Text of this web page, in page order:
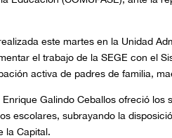
este martes en la Unidad
el trabajo de la SEGE con el
activa de padres de familia,
Galindo Ceballos ofreció
escolares, subrayando la
la Capital.